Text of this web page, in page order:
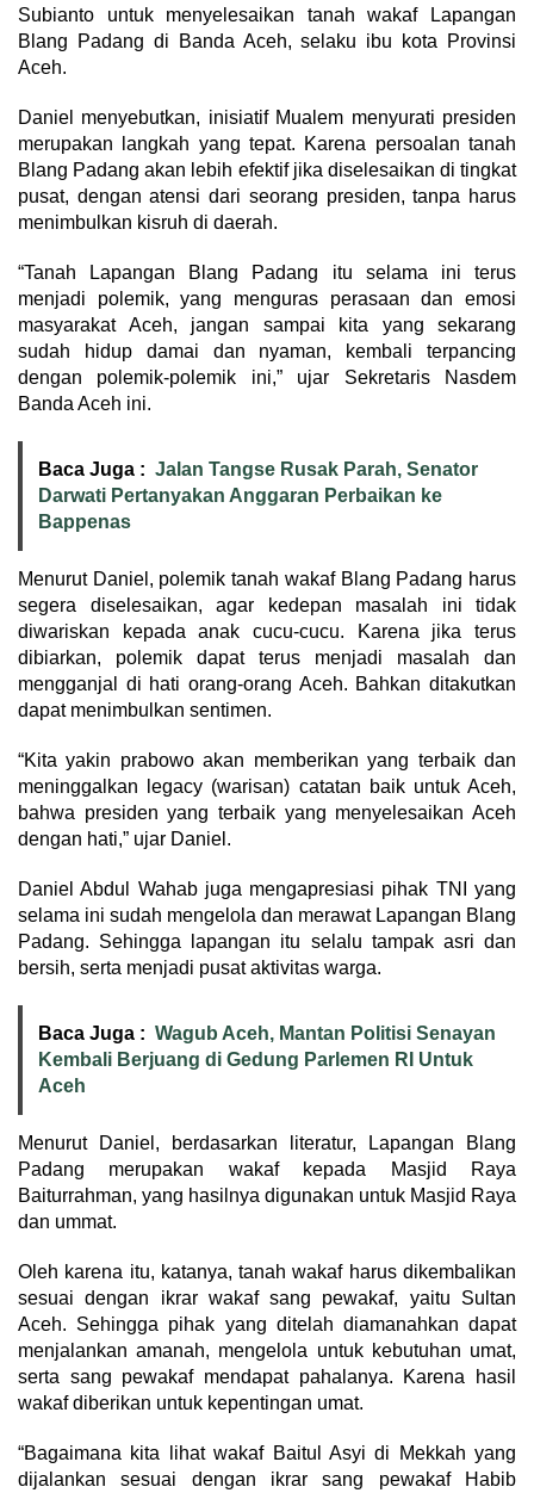
Subianto untuk menyelesaikan tanah wakaf Lapangan
Blang Padang di Banda Aceh, selaku ibu kota Provinsi
Aceh.
Daniel menyebutkan, inisiatif Mualem menyurati presiden
merupakan langkah yang tepat. Karena persoalan tanah
Blang Padang akan lebih efektif jika diselesaikan di tingkat
pusat, dengan atensi dari seorang presiden, tanpa harus
menimbulkan kisruh di daerah.
“Tanah Lapangan Blang Padang itu selama ini terus
menjadi polemik, yang menguras perasaan dan emosi
masyarakat Aceh, jangan sampai kita yang sekarang
sudah hidup damai dan nyaman, kembali terpancing
dengan polemik-polemik ini,” ujar Sekretaris Nasdem
Banda Aceh ini.
Baca Juga : Jalan Tangse Rusak Parah, Senator
Darwati Pertanyakan Anggaran Perbaikan ke
Bappenas
Menurut Daniel, polemik tanah wakaf Blang Padang harus
segera diselesaikan, agar kedepan masalah ini tidak
diwariskan kepada anak cucu-cucu. Karena jika terus
dibiarkan, polemik dapat terus menjadi masalah dan
mengganjal di hati orang-orang Aceh. Bahkan ditakutkan
dapat menimbulkan sentimen.
“Kita yakin prabowo akan memberikan yang terbaik dan
meninggalkan legacy (warisan) catatan baik untuk Aceh,
bahwa presiden yang terbaik yang menyelesaikan Aceh
dengan hati,” ujar Daniel.
Daniel Abdul Wahab juga mengapresiasi pihak TNI yang
selama ini sudah mengelola dan merawat Lapangan Blang
Padang. Sehingga lapangan itu selalu tampak asri dan
bersih, serta menjadi pusat aktivitas warga.
Baca Juga : Wagub Aceh, Mantan Politisi Senayan
Kembali Berjuang di Gedung Parlemen RI Untuk
Aceh
Menurut Daniel, berdasarkan literatur, Lapangan Blang
Padang merupakan wakaf kepada Masjid Raya
Baiturrahman, yang hasilnya digunakan untuk Masjid Raya
dan ummat.
Oleh karena itu, katanya, tanah wakaf harus dikembalikan
sesuai dengan ikrar wakaf sang pewakaf, yaitu Sultan
Aceh. Sehingga pihak yang ditelah diamanahkan dapat
menjalankan amanah, mengelola untuk kebutuhan umat,
serta sang pewakaf mendapat pahalanya. Karena hasil
wakaf diberikan untuk kepentingan umat.
“Bagaimana kita lihat wakaf Baitul Asyi di Mekkah yang
dijalankan sesuai dengan ikrar sang pewakaf Habib